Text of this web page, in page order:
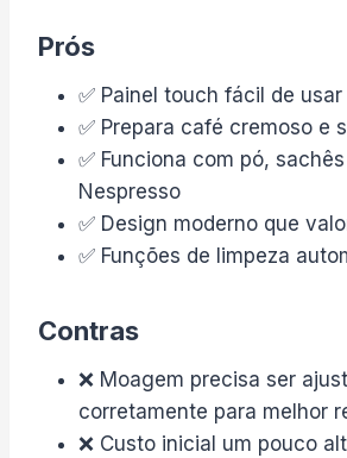
Prós
✅ Painel touch fácil de usar
✅ Prepara café cremoso e
✅ Funciona com pó,
Nespresso
✅ Design moderno que
✅ Funções de limpeza
Contras
❌ Moagem precisa ser
corretamente para melhor
❌ Custo inicial um pouco